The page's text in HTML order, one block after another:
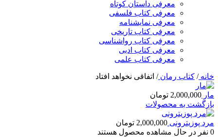
معرفی داستان کوتاه
معرفی کتاب فلسفی
معرفی نمایشنامه
معرفی کتاب تاریخی
معرفی کتاب رواشناسی
معرفی کتاب ادبی
معرفی کتاب علمی
خانه/ کتاب رمان/ اتفاقی نخواهد افتاد
مار 2,000,000 تومان
بازگشت به محصولات
مرد پوزیترونی 2,000,000 تومان
0 نفر در حال مشاهده محصول هستند